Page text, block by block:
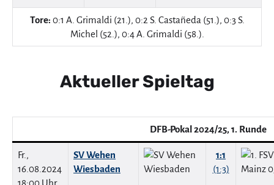
Tore: 0:1 A. Grimaldi (21.), 0:2 S. Castañeda (51.), 0:3 S.
Michel (52.), 0:4 A. Grimaldi (58.).
Aktueller Spieltag
DFB-Pokal 2024/25, 1. Runde
Fr.,
16.08.2024
18:00 Uhr
SV Wehen
Wiesbaden
1:1
(1:3)